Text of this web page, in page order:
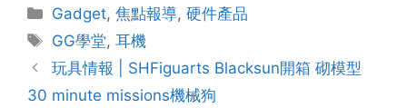
Gadget,焦點報導,硬件產品
GG學堂,耳機
玩具情報 | SHFiguarts Blacksun開箱 砌模型
30 minute missions機械狗